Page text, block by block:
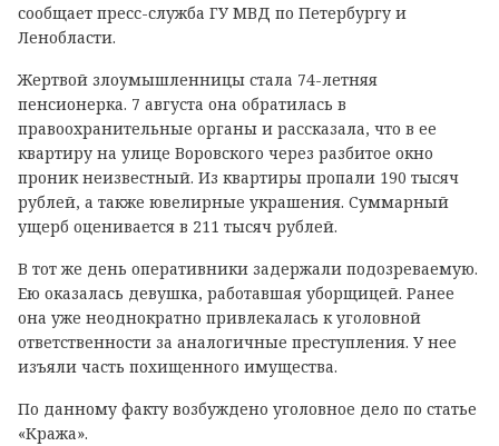
сообщает пресс-служба ГУ МВД по Петербургу и
Ленобласти.
Жертвой злоумышленницы стала 74-летняя
пенсионерка. 7 августа она обратилась в
правоохранительные органы и рассказала, что в ее
квартиру на улице Воровского через разбитое окно
проник неизвестный. Из квартиры пропали 190 тысяч
рублей, а также ювелирные украшения. Суммарный
ущерб оценивается в 211 тысяч рублей.
В тот же день оперативники задержали подозреваемую.
Ею оказалась девушка, работавшая уборщицей. Ранее
она уже неоднократно привлекалась к уголовной
ответственности за аналогичные преступления. У нее
изъяли часть похищенного имущества.
По данному факту возбуждено уголовное дело по статье
«Кража».